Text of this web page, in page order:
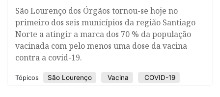
São Lourenço dos Órgãos tornou-se hoje no
primeiro dos seis municípios da região Santiago
Norte a atingir a marca dos 70 % da população
vacinada com pelo menos uma dose da vacina
contra a covid-19.
Tópicos São Lourenço Vacina COVID-19